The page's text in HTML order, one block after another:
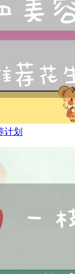
计划